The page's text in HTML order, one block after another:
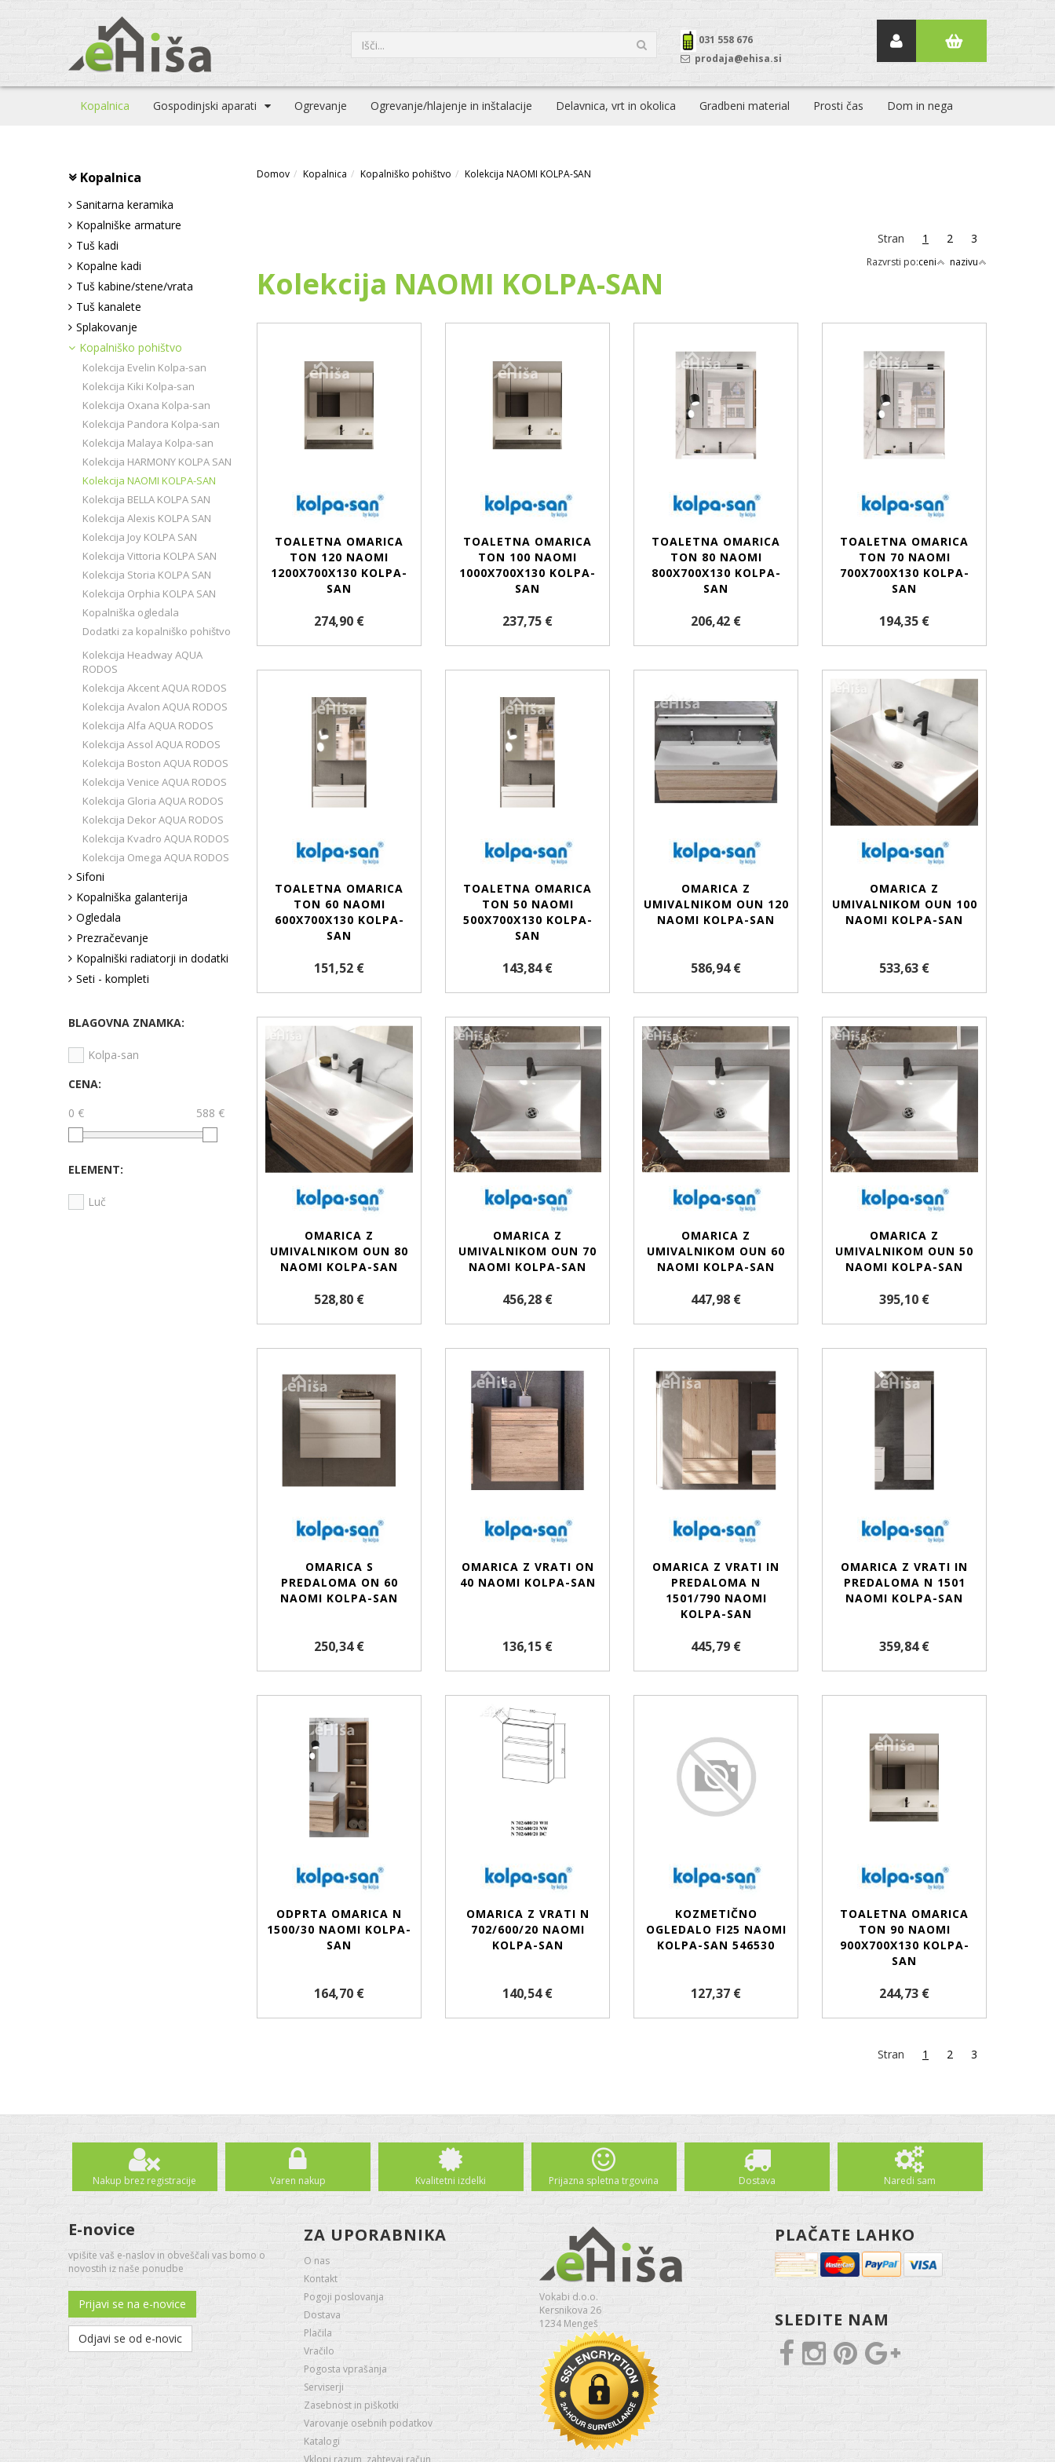
031 558 676
prodaja@ehisa.si
Kopalnica Gospodinjski aparati Ogrevanje Ogrevanje/hlajenje in inštalacije Delavnica, vrt in okolica Gradbeni material Prosti čas Dom in nega
Kopalnica
Sanitarna keramika
Kopalniške armature
Tuš kadi
Kopalne kadi
Tuš kabine/stene/vrata
Tuš kanalete
Splakovanje
Kopalniško pohištvo
Kolekcija Evelin Kolpa-san
Kolekcija Kiki Kolpa-san
Kolekcija Oxana Kolpa-san
Kolekcija Pandora Kolpa-san
Kolekcija Malaya Kolpa-san
Kolekcija HARMONY KOLPA SAN
Kolekcija NAOMI KOLPA-SAN
Kolekcija BELLA KOLPA SAN
Kolekcija Alexis KOLPA SAN
Kolekcija Joy KOLPA SAN
Kolekcija Vittoria KOLPA SAN
Kolekcija Storia KOLPA SAN
Kolekcija Orphia KOLPA SAN
Kopalniška ogledala
Dodatki za kopalniško pohištvo
Kolekcija Headway AQUA
RODOS
Kolekcija Akcent AQUA RODOS
Kolekcija Avalon AQUA RODOS
Kolekcija Alfa AQUA RODOS
Kolekcija Assol AQUA RODOS
Kolekcija Boston AQUA RODOS
Kolekcija Venice AQUA RODOS
Kolekcija Gloria AQUA RODOS
Kolekcija Dekor AQUA RODOS
Kolekcija Kvadro AQUA RODOS
Kolekcija Omega AQUA RODOS
Sifoni
Kopalniška galanterija
Ogledala
Prezračevanje
Kopalniški radiatorji in dodatki
Seti - kompleti
BLAGOVNA ZNAMKA:
Kolpa-san
CENA:
0 €
588 €
ELEMENT:
Luč
Domov Kopalnica Kopalniško pohištvo Kolekcija NAOMI KOLPA-SAN
Stran 1 2 3
Razvrsti po:ceni nazivu
Kolekcija NAOMI KOLPA-SAN
TOALETNA OMARICA
TON 120 NAOMI
1200X700X130 KOLPA-
SAN
274,90 €
TOALETNA OMARICA
TON 100 NAOMI
1000X700X130 KOLPA-
SAN
237,75 €
TOALETNA OMARICA
TON 80 NAOMI
800X700X130 KOLPA-
SAN
206,42 €
TOALETNA OMARICA
TON 70 NAOMI
700X700X130 KOLPA-
SAN
194,35 €
TOALETNA OMARICA
TON 60 NAOMI
600X700X130 KOLPA-
SAN
151,52 €
TOALETNA OMARICA
TON 50 NAOMI
500X700X130 KOLPA-
SAN
143,84 €
OMARICA Z
UMIVALNIKOM OUN 120
NAOMI KOLPA-SAN
586,94 €
OMARICA Z
UMIVALNIKOM OUN 100
NAOMI KOLPA-SAN
533,63 €
OMARICA Z
UMIVALNIKOM OUN 80
NAOMI KOLPA-SAN
528,80 €
OMARICA Z
UMIVALNIKOM OUN 70
NAOMI KOLPA-SAN
456,28 €
OMARICA Z
UMIVALNIKOM OUN 60
NAOMI KOLPA-SAN
447,98 €
OMARICA Z
UMIVALNIKOM OUN 50
NAOMI KOLPA-SAN
395,10 €
OMARICA S
PREDALOMA ON 60
NAOMI KOLPA-SAN
250,34 €
OMARICA Z VRATI ON
40 NAOMI KOLPA-SAN
136,15 €
OMARICA Z VRATI IN
PREDALOMA N
1501/790 NAOMI
KOLPA-SAN
445,79 €
OMARICA Z VRATI IN
PREDALOMA N 1501
NAOMI KOLPA-SAN
359,84 €
ODPRTA OMARICA N
1500/30 NAOMI KOLPA-
SAN
164,70 €
OMARICA Z VRATI N
702/600/20 NAOMI
KOLPA-SAN
140,54 €
KOZMETIČNO
OGLEDALO FI25 NAOMI
KOLPA-SAN 546530
127,37 €
TOALETNA OMARICA
TON 90 NAOMI
900X700X130 KOLPA-
SAN
244,73 €
Stran 1 2 3
Nakup brez registracije Varen nakup Kvalitetni izdelki Prijazna spletna trgovina Dostava Naredi sam
E-novice
vpišite vaš e-naslov in obveščali vas bomo o
novostih iz naše ponudbe
Prijavi se na e-novice
Odjavi se od e-novic
ZA UPORABNIKA
O nas
Kontakt
Pogoji poslovanja
Dostava
Plačila
Vračilo
Pogosta vprašanja
Serviserji
Zasebnost in piškotki
Varovanje osebnih podatkov
Katalogi
Vklopi razum, zahtevaj račun
Vokabi d.o.o.
Kersnikova 26
1234 Mengeš
PLAČATE LAHKO
SLEDITE NAM